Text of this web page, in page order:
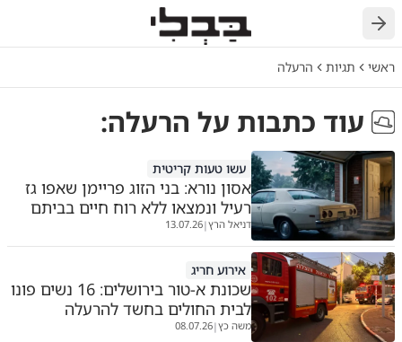
חזרה
ראשי תגיות הרעלה
עוד כתבות על הרעלה:
עשו טעות קריטית
אסון נורא: בני הזוג פריימן שאפו גז
רעיל ונמצאו ללא רוח חיים בביתם
דניאל הרץ|
13.07.26
אירוע חריג
שכונת א-טור בירושלים: 16 נשים פונו
לבית החולים בחשד להרעלה
משה כץ|
08.07.26